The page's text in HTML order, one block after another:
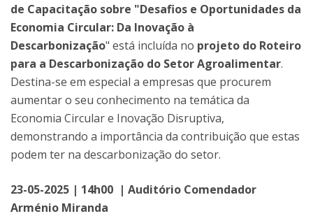
de Capacitação sobre "Desafios e Oportunidades da
Economia Circular: Da Inovação à
Descarbonização" está incluída no projeto do Roteiro
para a Descarbonização do Setor Agroalimentar.
Destina-se em especial a empresas que procurem
aumentar o seu conhecimento na temática da
Economia Circular e Inovação Disruptiva,
demonstrando a importância da contribuição que estas
podem ter na descarbonização do setor.
23-05-2025 | 14h00 | Auditório Comendador
Arménio Miranda